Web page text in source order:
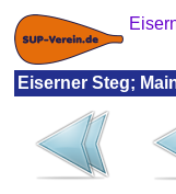
Eiserner Steg;